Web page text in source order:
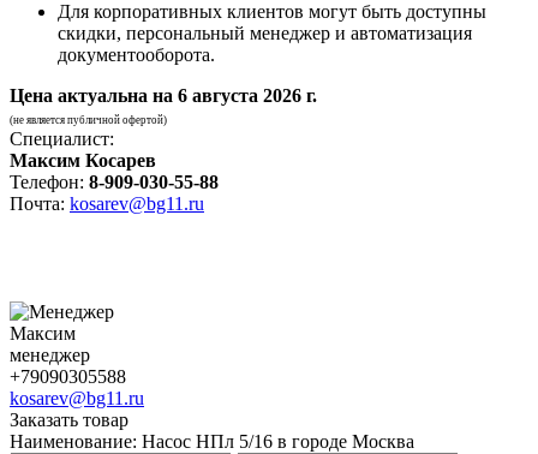
Для корпоративных клиентов могут быть доступны
скидки, персональный менеджер и автоматизация
документооборота.
Цена актуальна на 6 августа 2026 г.
(не является публичной офертой)
Специалист:
Максим Косарев
Телефон: 8-909-030-55-88
Почта: kosarev@bg11.ru
Максим
менеджер
+79090305588
kosarev@bg11.ru
Заказать товар
Наименование: Насос НПл 5/16 в городе Москва